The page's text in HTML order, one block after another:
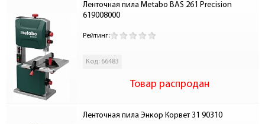
Ленточная пила Metabo BAS 261 Precision
619008000
Рейтинг:
Код: 66483
Товар распродан
Ленточная пила Энкор Корвет 31 90310